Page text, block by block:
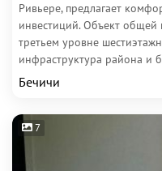
Ривьере, предлагает
инвестиций. Объект
третьем уровне
инфраструктура района и
Бечичи
7